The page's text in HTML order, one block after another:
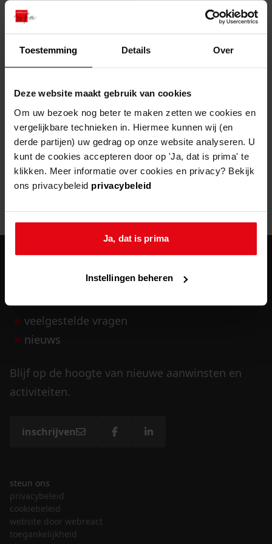
Toestemming Details Over
Deze website maakt gebruik van cookies
Om uw bezoek nog beter te maken zetten we cookies en
vergelijkbare technieken in. Hiermee kunnen wij (en
derde partijen) uw gedrag op onze website analyseren. U
kunt de cookies accepteren door op 'Ja, dat is prima' te
klikken. Meer informatie over cookies en privacy? Bekijk
ons privacybeleid privacybeleid
Ja, dat is prima
Instellingen beheren
bouwvergunningen
omgevingsvergunningen
vergunningen
uitleg nodig?
Wij helpen u op weg met een aantal zoektips.
bekijk alle zoektips
Wij helpen u op weg met een aantal zoektips.
bekijk alle zoektips
bekijk ons geschiedenislokaal
advisering en toezicht
beleidsplan
gemeenschappelijke regeling
publiek jaarverslag
steun het archief
U kunt ook Vriend worden en het Westfries
Archief steunen.
meer weten
zoektips
Door een fout tijdens het verwerken van deze pagina is het niet
404- Not Found
Mogelijk kunt u deze pagina niet bezoeken door:
een verouderde bladwijzer/favoriet
veelgestelde vragen
nieuws
Blijf op de hoogte van nieuwe aanwinsten en
activiteiten.
inschrijven
steun ons
privacybeleid
cookiebeleid
website door webreact
toegankelijkheid